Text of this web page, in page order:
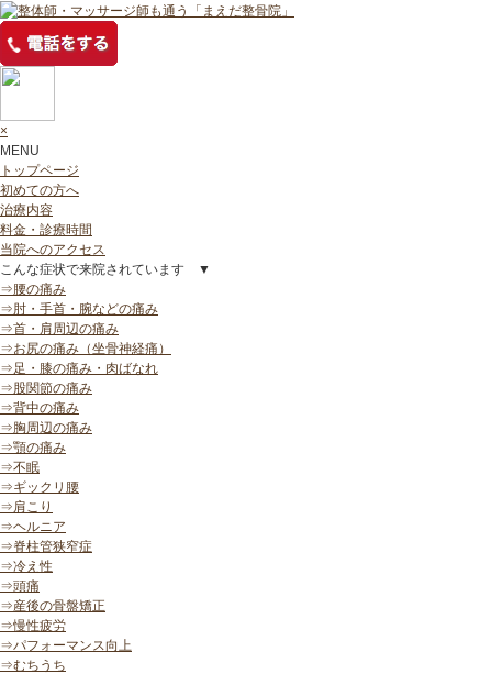
×
MENU
トップページ
初めての方へ
治療内容
料金・診療時間
当院へのアクセス
こんな症状で来院されています ▼
⇒腰の痛み
⇒肘・手首・腕などの痛み
⇒首・肩周辺の痛み
⇒お尻の痛み（坐骨神経痛）
⇒足・膝の痛み・肉ばなれ
⇒股関節の痛み
⇒背中の痛み
⇒胸周辺の痛み
⇒顎の痛み
⇒不眠
⇒ギックリ腰
⇒肩こり
⇒ヘルニア
⇒脊柱管狭窄症
⇒冷え性
⇒頭痛
⇒産後の骨盤矯正
⇒慢性疲労
⇒パフォーマンス向上
⇒むちうち